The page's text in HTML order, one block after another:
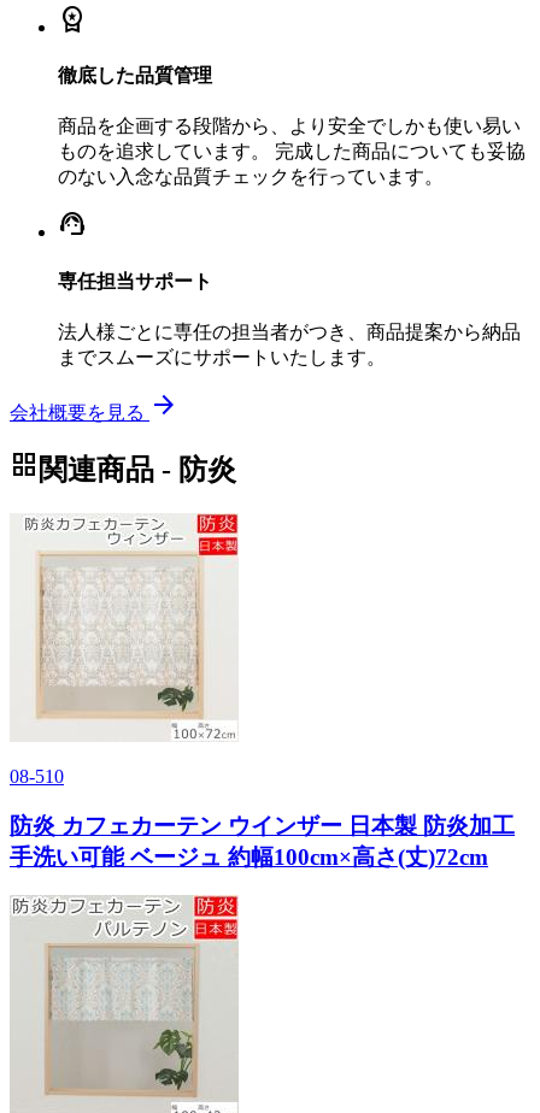
workspace_premium
徹底した品質管理
商品を企画する段階から、より安全でしかも使い易い
ものを追求しています。 完成した商品についても妥協
のない入念な品質チェックを行っています。
support_agent
専任担当サポート
法人様ごとに専任の担当者がつき、商品提案から納品
までスムーズにサポートいたします。
会社概要を見る arrow_forward
grid_view 関連商品 - 防炎
08-510
防炎 カフェカーテン ウインザー 日本製 防炎加工
手洗い可能 ベージュ 約幅100cm×高さ(丈)72cm